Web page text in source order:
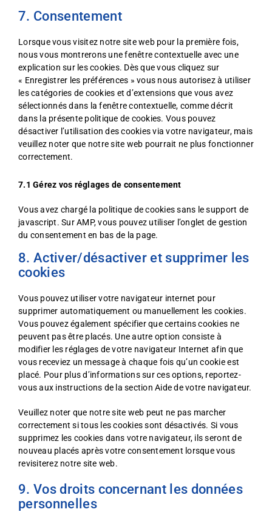
7. Consentement
Lorsque vous visitez notre site web pour la première fois,
nous vous montrerons une fenêtre contextuelle avec une
explication sur les cookies. Dès que vous cliquez sur
« Enregistrer les préférences » vous nous autorisez à utiliser
les catégories de cookies et d’extensions que vous avez
sélectionnés dans la fenêtre contextuelle, comme décrit
dans la présente politique de cookies. Vous pouvez
désactiver l’utilisation des cookies via votre navigateur, mais
veuillez noter que notre site web pourrait ne plus fonctionner
correctement.
7.1 Gérez vos réglages de consentement
Vous avez chargé la politique de cookies sans le support de
javascript. Sur AMP, vous pouvez utiliser l’onglet de gestion
du consentement en bas de la page.
8. Activer/désactiver et supprimer les
cookies
Vous pouvez utiliser votre navigateur internet pour
supprimer automatiquement ou manuellement les cookies.
Vous pouvez également spécifier que certains cookies ne
peuvent pas être placés. Une autre option consiste à
modifier les réglages de votre navigateur Internet afin que
vous receviez un message à chaque fois qu’un cookie est
placé. Pour plus d’informations sur ces options, reportez-
vous aux instructions de la section Aide de votre navigateur.
Veuillez noter que notre site web peut ne pas marcher
correctement si tous les cookies sont désactivés. Si vous
supprimez les cookies dans votre navigateur, ils seront de
nouveau placés après votre consentement lorsque vous
revisiterez notre site web.
9. Vos droits concernant les données
personnelles